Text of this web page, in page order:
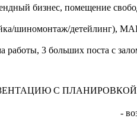
бизнес, помещение
шиномонтаж/детейлинг),
работы, 3 больших поста с
С ПЛАНИРОВКОЙ И
-